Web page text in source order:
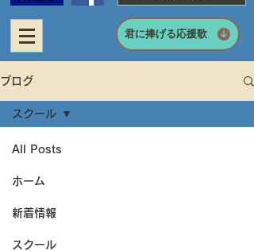
君に捧げる応援歌
ブログ
All Posts
ホーム
新着情報
スクール
スクール